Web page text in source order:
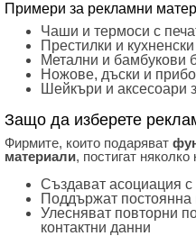
Примери за рекламни
Чаши и термоси с
Престилки и
Метални и бамбукови
Ножове, дъски и
Шейкъри и аксесоари
Защо да изберете
Фирмите, които подаряват
материали, постигат
Създават асоциация с
Поддържат
Улесняват повторни
контактни данни